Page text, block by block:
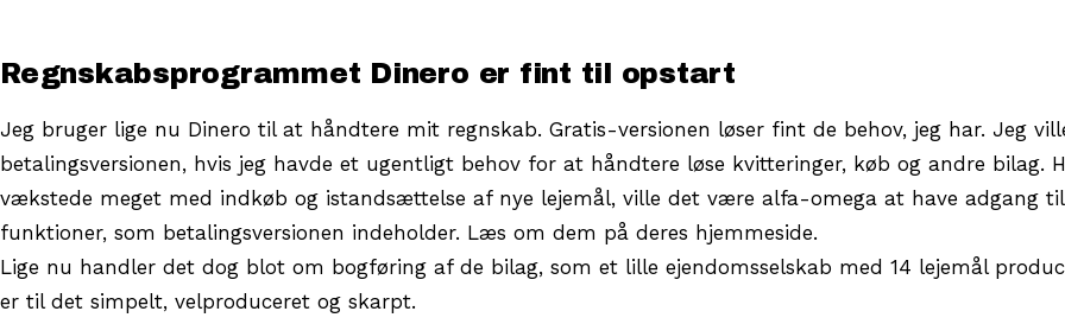
Regnskabsprogrammet Dinero er fint til opstart
Jeg bruger lige nu Dinero til at håndtere mit regnskab. Gratis-versionen løser fint de behov, jeg har. Jeg
betalingsversionen, hvis jeg havde et ugentligt behov for at håndtere løse kvitteringer, køb og andre bilag.
vækstede meget med indkøb og istandsættelse af nye lejemål, ville det være alfa-omega at have adgang
funktioner, som betalingsversionen indeholder. Læs om dem på deres hjemmeside.
Lige nu handler det dog blot om bogføring af de bilag, som et lille ejendomsselskab med 14 lejemål
er til det simpelt, velproduceret og skarpt.